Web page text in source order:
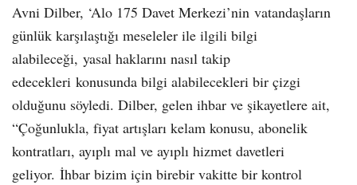
Avni Dilber, ‘Alo 175 Davet Merkezi’nin vatandaşların
günlük karşılaştığı meseleler ile ilgili bilgi
alabileceği, yasal haklarını nasıl takip
edecekleri konusunda bilgi alabilecekleri bir çizgi
olduğunu söyledi. Dilber, gelen ihbar ve şikayetlere ait,
“Çoğunlukla, fiyat artışları kelam konusu, abonelik
kontratları, ayıplı mal ve ayıplı hizmet davetleri
geliyor. İhbar bizim için birebir vakitte bir kontrol